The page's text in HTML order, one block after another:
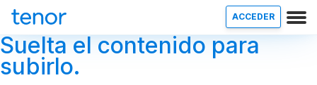
ACCEDER
Suelta el contenido para
subirlo.